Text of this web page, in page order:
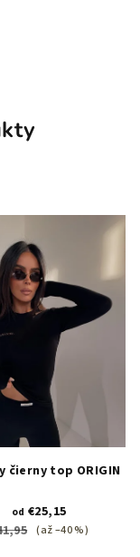
čierny top ORIGIN
od €25,15
(až –40 %)